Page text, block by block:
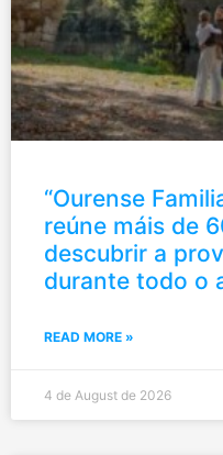
“Ourense
reúne máis de
descubrir a
durante todo o
READ MORE »
4 de August de 2026